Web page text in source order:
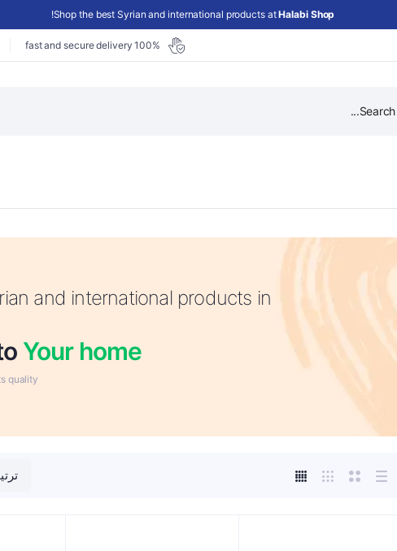
Shop the best Syrian and international products atHalabi Shop
!
100% fast and secure delivery
الفواكه الطازجة
سجق الإفطار
المأكولات البحرية
سجق العشاء
and international products in
Your home
quality.